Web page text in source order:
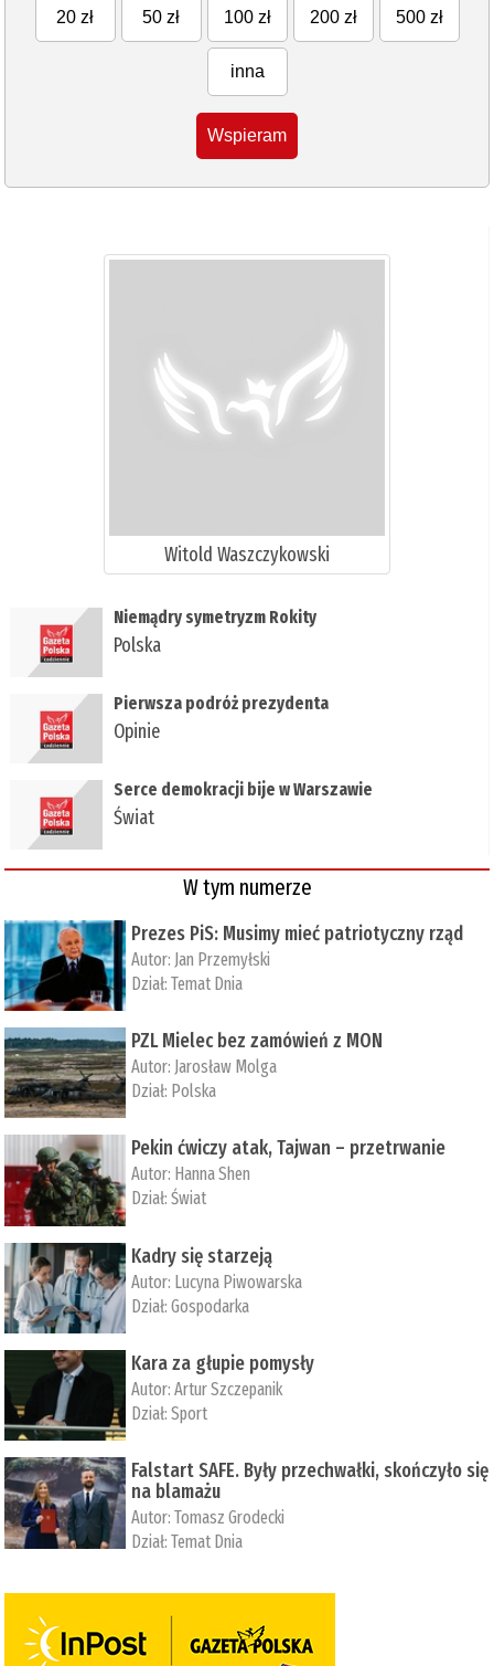
20 zł 50 zł 100 zł 200 zł 500 zł
inna
Wspieram
Witold Waszczykowski
Niemądry symetryzm Rokity
Polska
Pierwsza podróż prezydenta
Opinie
Serce demokracji bije w Warszawie
Świat
W tym numerze
Prezes PiS: Musimy mieć patriotyczny rząd
Autor: Jan Przemyłski
Dział:Temat Dnia
PZL Mielec bez zamówień z MON
Autor: Jarosław Molga
Dział: Polska
Pekin ćwiczy atak, Tajwan – przetrwanie
Autor: ­Hanna Shen
Dział:Świat
Kadry się starzeją
Autor: Lucyna Piwowarska
Dział:Gospodarka
Kara za głupie pomysły
Autor:Artur Szczepanik
Dział:Sport
Falstart SAFE. Były przechwałki, skończyło się
na blamażu
Autor:Tomasz Grodecki
Dział:Temat Dnia